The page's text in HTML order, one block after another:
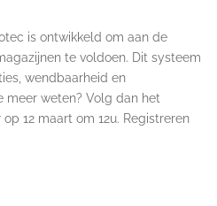
is ontwikkeld om aan de
te voldoen. Dit systeem
wendbaarheid en
meer weten? Volg dan het
12 maart om 12u. Registreren